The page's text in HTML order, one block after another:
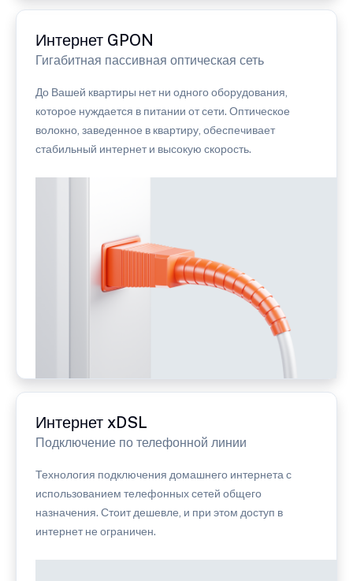
Интернет GPON
Гигабитная пассивная оптическая сеть
До Вашей квартиры нет ни одного оборудования,
которое нуждается в питании от сети. Оптическое
волокно, заведенное в квартиру, обеспечивает
стабильный интернет и высокую скорость.
Интернет xDSL
Подключение по телефонной линии
Технология подключения домашнего интернета с
использованием телефонных сетей общего
назначения. Стоит дешевле, и при этом доступ в
интернет не ограничен.